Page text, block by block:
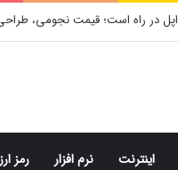
در راه است؛ قیمت نجومی،
اینترنت نرم افزار رمز ارز